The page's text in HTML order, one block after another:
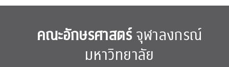
คณะอักษรศาสตร์จุฬาลงกรณ์
มหาวิทยาลัย